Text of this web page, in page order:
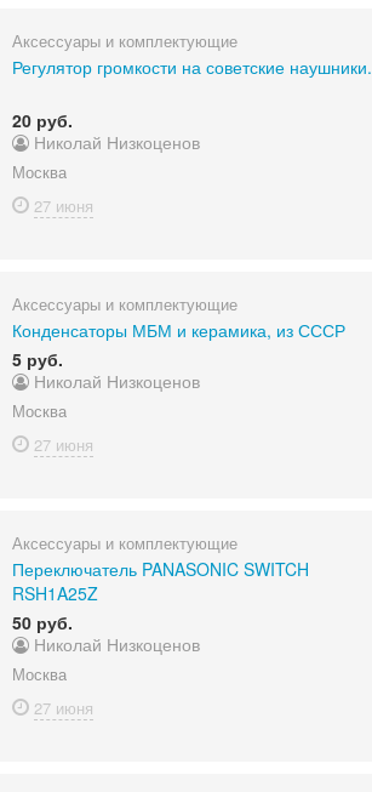
Аксессуары и комплектующие
Регулятор громкости на советские наушники.
20 руб.
Николай Низкоценов
Москва
27 июня
Аксессуары и комплектующие
Конденсаторы МБМ и керамика, из СССР
5 руб.
Николай Низкоценов
Москва
27 июня
Аксессуары и комплектующие
Переключатель PANASONIC SWITCH
RSH1A25Z
50 руб.
Николай Низкоценов
Москва
27 июня